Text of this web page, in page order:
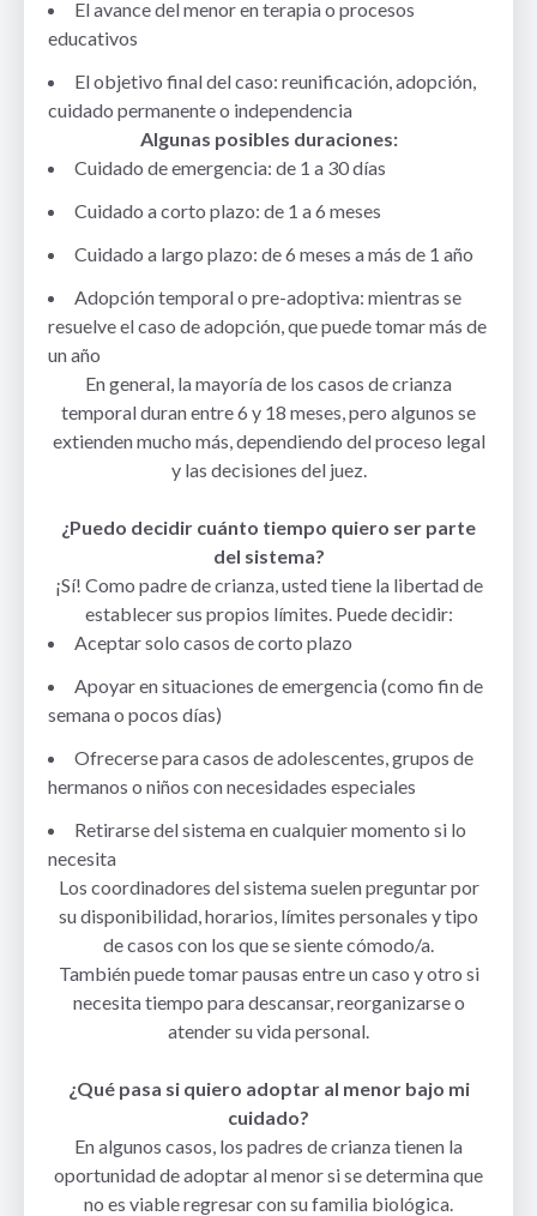
El avance del menor en terapia o procesos
educativos
El objetivo final del caso: reunificación, adopción,
cuidado permanente o independencia
Algunas posibles duraciones:
Cuidado de emergencia: de 1 a 30 días
Cuidado a corto plazo: de 1 a 6 meses
Cuidado a largo plazo: de 6 meses a más de 1 año
Adopción temporal o pre-adoptiva: mientras se
resuelve el caso de adopción, que puede tomar más de
un año
En general, la mayoría de los casos de crianza
temporal duran entre 6 y 18 meses, pero algunos se
extienden mucho más, dependiendo del proceso legal
y las decisiones del juez.
¿Puedo decidir cuánto tiempo quiero ser parte
del sistema?
¡Sí! Como padre de crianza, usted tiene la libertad de
establecer sus propios límites. Puede decidir:
Aceptar solo casos de corto plazo
Apoyar en situaciones de emergencia (como fin de
semana o pocos días)
Ofrecerse para casos de adolescentes, grupos de
hermanos o niños con necesidades especiales
Retirarse del sistema en cualquier momento si lo
necesita
Los coordinadores del sistema suelen preguntar por
su disponibilidad, horarios, límites personales y tipo
de casos con los que se siente cómodo/a.
También puede tomar pausas entre un caso y otro si
necesita tiempo para descansar, reorganizarse o
atender su vida personal.
¿Qué pasa si quiero adoptar al menor bajo mi
cuidado?
En algunos casos, los padres de crianza tienen la
oportunidad de adoptar al menor si se determina que
no es viable regresar con su familia biológica.